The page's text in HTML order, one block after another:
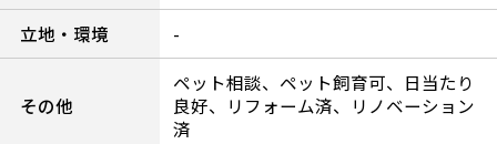
立地・環境
-
その他
ペット相談、ペット飼育可、日当たり
良好、リフォーム済、リノベーション
済